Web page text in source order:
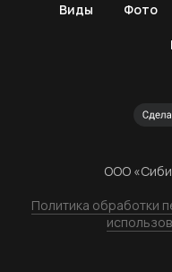
Виды Фото
ООО
Политика обработки